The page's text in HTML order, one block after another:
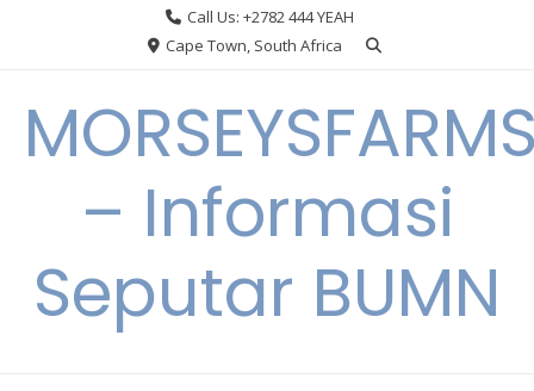
Call Us: +2782 444 YEAH
Cape Town, South Africa
– Informasi
Seputar BUMN